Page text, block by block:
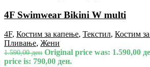
4F Swimwear Bikini W multi
4F, Костим за капење, Текстил, Костим
Пливање, Жени
1.590,00ден Original price was: 1.590,00
price is: 790,00 ден.